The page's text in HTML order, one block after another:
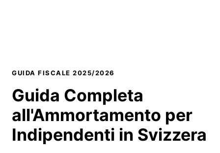
GUIDA FISCALE 2025/2026
Guida Completa
all'Ammortamento per
Indipendenti in Svizzera